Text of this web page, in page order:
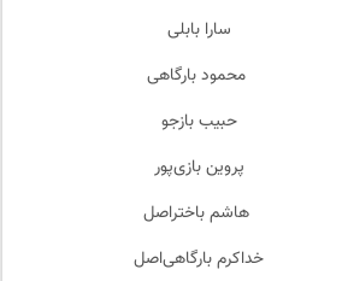
سارا بابلی
محمود بارگاهی
حبیب بازجو
پروین بازی‌پور
هاشم باختراصل
خداکرم بارگاهی‌اصل